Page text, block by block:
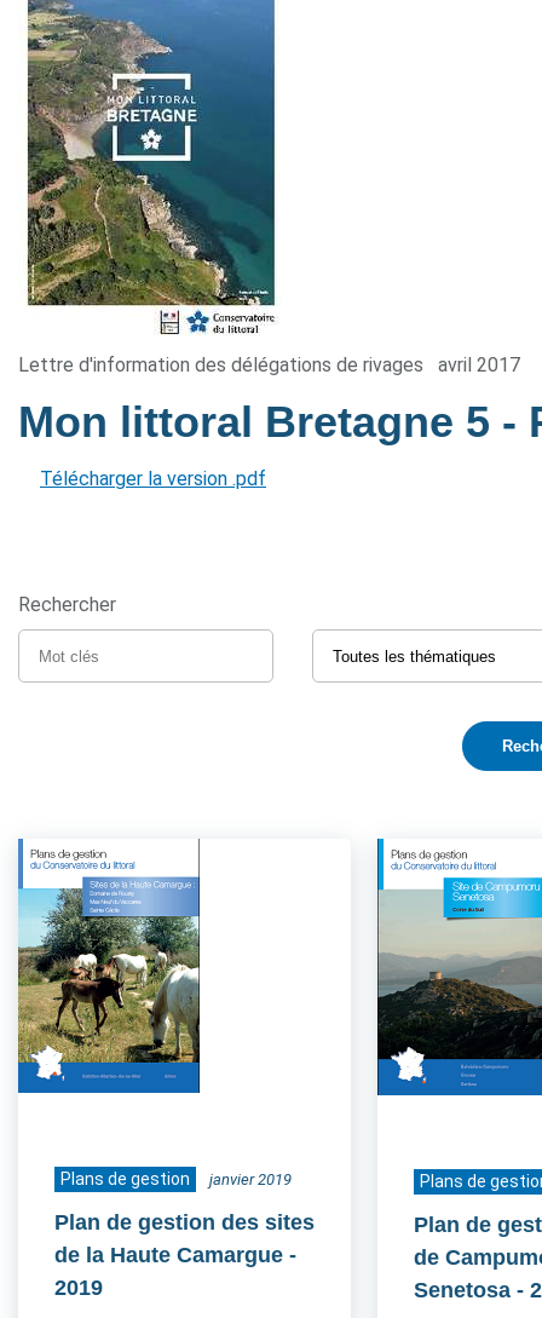
Lettre d'information des délégations de rivages avril 2017
Mon littoral Bretagne 5 -
Télécharger la version .pdf
Rechercher
Plans de gestion janvier 2019
Plan de gestion des sites
de la Haute Camargue -
2019
Plans de
Plan de
de
Senetosa -